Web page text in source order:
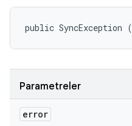
public SyncException (
Parametreler
error